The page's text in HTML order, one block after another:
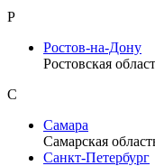
Р
Ростов-на-Дону
Ростовская
С
Самара
Самарская
Санкт-Петербург